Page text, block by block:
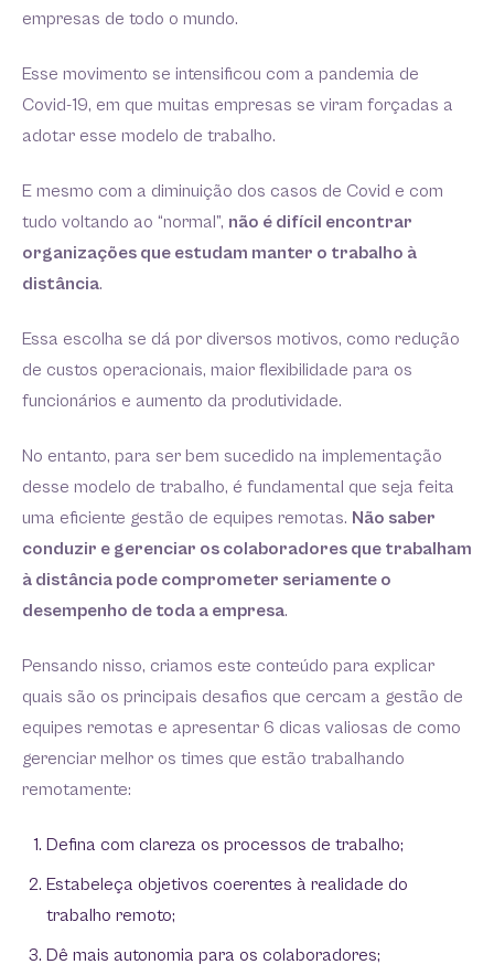
empresas de todo o mundo.
Esse movimento se intensificou com a pandemia de
Covid-19, em que muitas empresas se viram forçadas a
adotar esse modelo de trabalho.
E mesmo com a diminuição dos casos de Covid e com
tudo voltando ao “normal”, não é difícil encontrar
organizações que estudam manter o trabalho à
distância.
Essa escolha se dá por diversos motivos, como redução
de custos operacionais, maior flexibilidade para os
funcionários e aumento da produtividade.
No entanto, para ser bem sucedido na implementação
desse modelo de trabalho, é fundamental que seja feita
uma eficiente gestão de equipes remotas. Não saber
conduzir e gerenciar os colaboradores que trabalham
à distância pode comprometer seriamente o
desempenho de toda a empresa.
Pensando nisso, criamos este conteúdo para explicar
quais são os principais desafios que cercam a gestão de
equipes remotas e apresentar 6 dicas valiosas de como
gerenciar melhor os times que estão trabalhando
remotamente:
Defina com clareza os processos de trabalho;
Estabeleça objetivos coerentes à realidade do
trabalho remoto;
Dê mais autonomia para os colaboradores;